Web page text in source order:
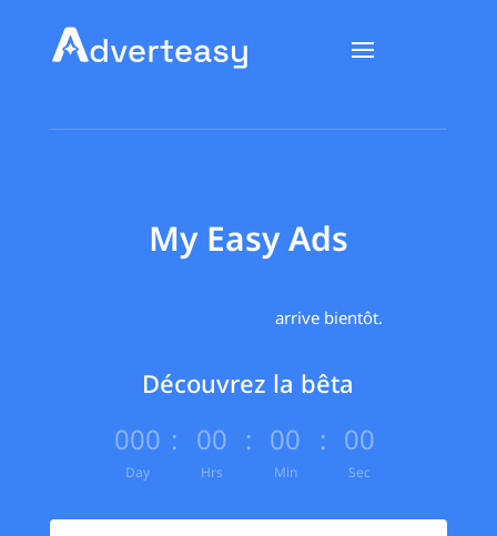
My Easy Ads
arrive bientôt.
Découvrez la bêta
000
Day
: 00
Hrs
: 00
Min
: 00
Sec